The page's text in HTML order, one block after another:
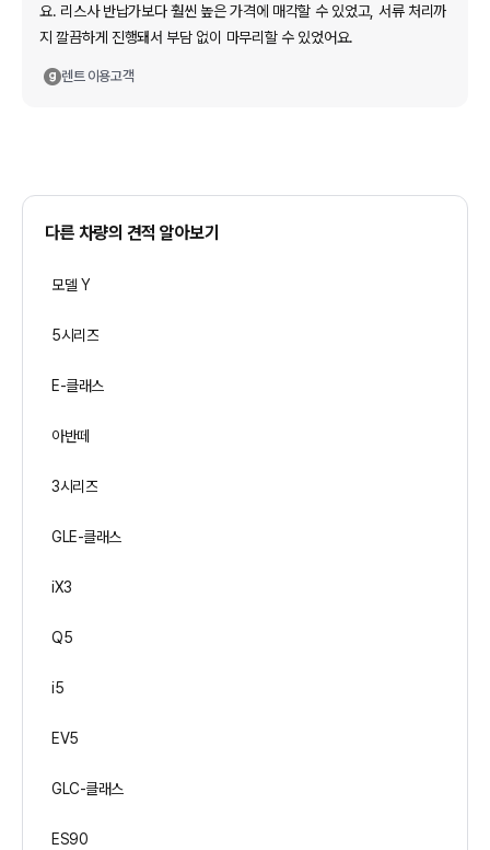
요. 리스사 반납가보다 훨씬 높은 가격에 매각할 수 있었고, 서류 처리까
지 깔끔하게 진행돼서 부담 없이 마무리할 수 있었어요.
렌트 이용고객
다른 차량의 견적 알아보기
모델 Y
5시리즈
E-클래스
아반떼
3시리즈
GLE-클래스
iX3
Q5
i5
EV5
GLC-클래스
ES90